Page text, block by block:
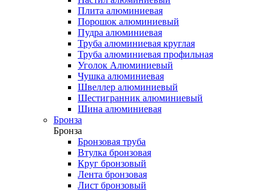
Плита алюминиевая
Порошок алюминиевый
Пудра алюминиевая
Труба алюминиевая круглая
Труба алюминиевая профильная
Уголок Алюминиевый
Чушка алюминиевая
Швеллер алюминиевый
Шестигранник алюминиевый
Шина алюминиевая
Бронза
Бронза
Бронзовая труба
Втулка бронзовая
Круг бронзовый
Лента бронзовая
Лист бронзовый